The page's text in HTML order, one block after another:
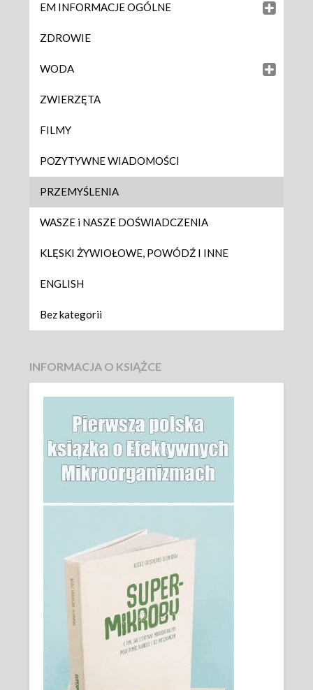
EM INFORMACJE OGÓLNE
ZDROWIE
WODA
ZWIERZĘTA
FILMY
POZYTYWNE WIADOMOŚCI
PRZEMYŚLENIA
WASZE i NASZE DOŚWIADCZENIA
KLĘSKI ŻYWIOŁOWE, POWÓDŹ I INNE
ENGLISH
Bez kategorii
INFORMACJA O KSIĄŻCE